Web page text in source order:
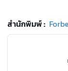
สำนักพิมพ์: